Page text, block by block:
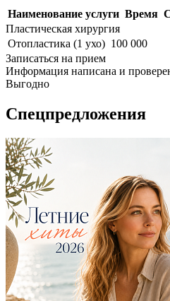
Наименование услуги Время
Пластическая хирургия
Отопластика (1 ухо) 100 000
Записаться на прием
Информация написана и
Выгодно
Спецпредложения